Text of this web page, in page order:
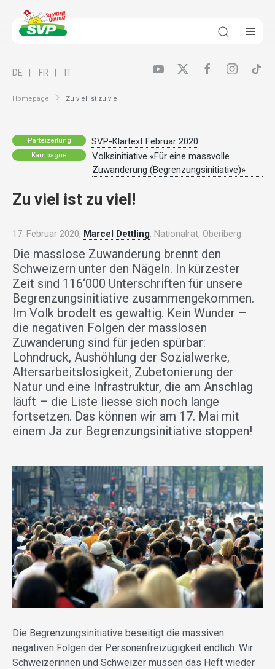
Homepage Zu viel ist zu viel!
DE FR IT
Parteizeitung SVP-Klartext Februar 2020
Kampagne
Volksinitiative «Für eine massvolle
Zuwanderung (Begrenzungsinitiative)»
Zu viel ist zu viel!
17. Februar 2020, Marcel Dettling, Nationalrat, Oberiberg
Die masslose Zuwanderung brennt den
Schweizern unter den Nägeln. In kürzester
Zeit sind 116‘000 Unterschriften für unsere
Begrenzungsinitiative zusammengekommen.
Im Volk brodelt es gewaltig. Kein Wunder –
die negativen Folgen der masslosen
Zuwanderung sind für jeden spürbar:
Lohndruck, Aushöhlung der Sozialwerke,
Altersarbeitslosigkeit, Zubetonierung der
Natur und eine Infrastruktur, die am Anschlag
läuft – die Liste liesse sich noch lange
fortsetzen. Das können wir am 17. Mai mit
einem Ja zur Begrenzungsinitiative stoppen!
Die Begrenzungsinitiative beseitigt die massiven
negativen Folgen der Personenfreizügigkeit endlich. Wir
Schweizerinnen und Schweizer müssen das Heft wieder